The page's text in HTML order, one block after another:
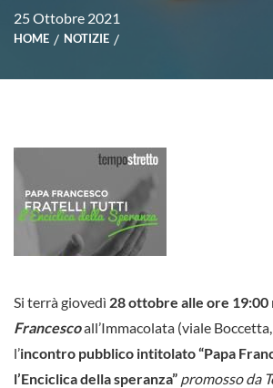
25 Ottobre 2021
HOME NOTIZIE
Si terrà giovedì 28 ottobre alle ore 19:00
Francescoall’Immacolata (viale
l’incontro pubblico intitolato “Papa
l’Enciclica della speranza” promosso da